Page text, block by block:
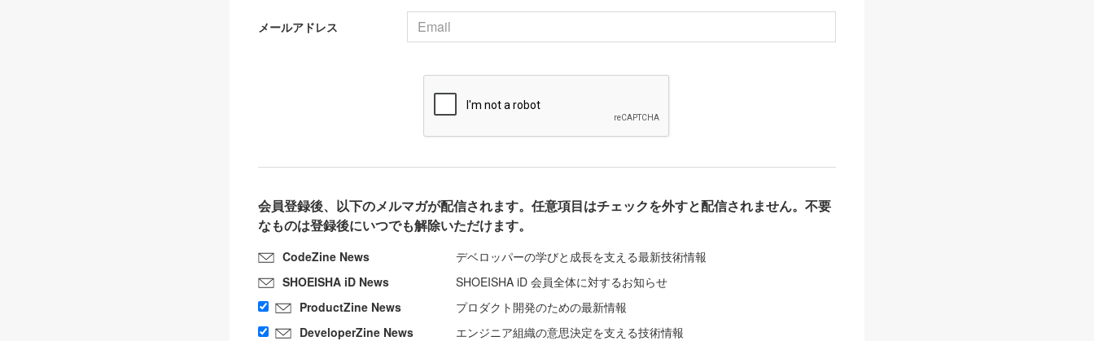
メールアドレス
会員登録後、以下のメルマガが配信されます。任意項目はチェックを外すと配信されません。不要
なものは登録後にいつでも解除いただけます。
CodeZine News
デベロッパーの学びと成長を支える最新技術情報
SHOEISHA iD News
SHOEISHA iD 会員全体に対するお知らせ
ProductZine News
プロダクト開発のための最新情報
DeveloperZine News
エンジニア組織の意思決定を支える技術情報